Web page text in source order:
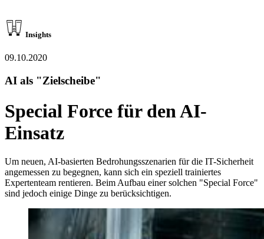
Insights
09.10.2020
AI als "Zielscheibe"
Special Force für den AI-
Einsatz
Um neuen, AI-basierten Bedrohungsszenarien für die IT-Sicherheit
angemessen zu begegnen, kann sich ein speziell trainiertes
Expertenteam rentieren. Beim Aufbau einer solchen "Special Force"
sind jedoch einige Dinge zu berücksichtigen.